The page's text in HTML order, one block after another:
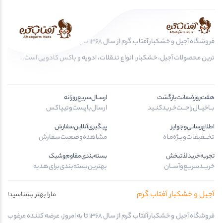
فروشگاه آجیل و خشکبار آفتاب گرم از سال 1368 تا به امروز، عرضه کننده مرغوب
ترین محصولات آجیل، خشکبار، انواع تنقلات، ادویه و باکس کادویی است.
هفت‌روز‌ضمانت‌بازگشت
بــا‌خیــال‌راحـــت‌خـرید‌کنــید
ارســال‌سریع‌روزانه
ارسال‌با‌پست‌و‌تیپاکس
اطلاع‌رسانی‌و‌جوایز
تخـــفیفات‌ویــژه‌مـاه
پیگیری‌آنلاین‌سفارش
مشاهده‌وضعیت‌سفارش
تجربه‌خرید‌لذتبخش
خریــد‌سریـع‌و‌آســان
بسته‌بندی‌مقاوم‌وشیک
بهترین‌بسته‌بندی‌برای‌هدیه
آجیل و خشکبار آفتاب گرم
مارا بهتر بشناسید!
فروشگاه آجیل و خشکبار آفتاب گرم از سال 1368 تا به امروز، عرضه کننده مرغوب